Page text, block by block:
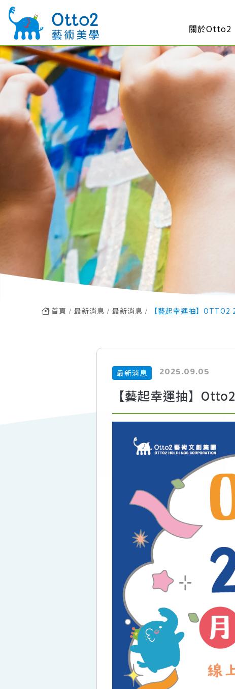
關於Otto2
首頁 最新消息 最新消息 【藝起幸運抽】
最新消息 2025.09.05
【藝起幸運抽】